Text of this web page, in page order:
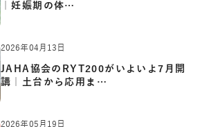
｜妊娠期の体…
2026年04月13日
JAHA協会のRYT200がいよいよ7月開
講｜土台から応用ま…
2026年05月19日